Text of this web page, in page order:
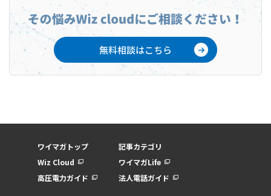
無料相談はこちら
ワイマガトップ
記事カテゴリ
Wiz Cloud
ワイマガLife
高圧電力ガイド
法人電話ガイド